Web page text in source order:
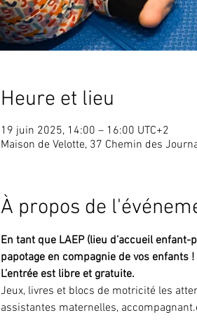
Heure et lieu
19 juin 2025, 14:00 – 16:00 UTC+2
Maison de Velotte, 37 Chemin des
À propos de
En tant que LAEP (lieu d’accueil enfant-
papotage en compagnie de vos enfants !
L’entrée est libre et gratuite.
Jeux, livres et blocs de motricité les
assistantes maternelles,